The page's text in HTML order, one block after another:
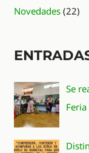
Novedades (22)
Se